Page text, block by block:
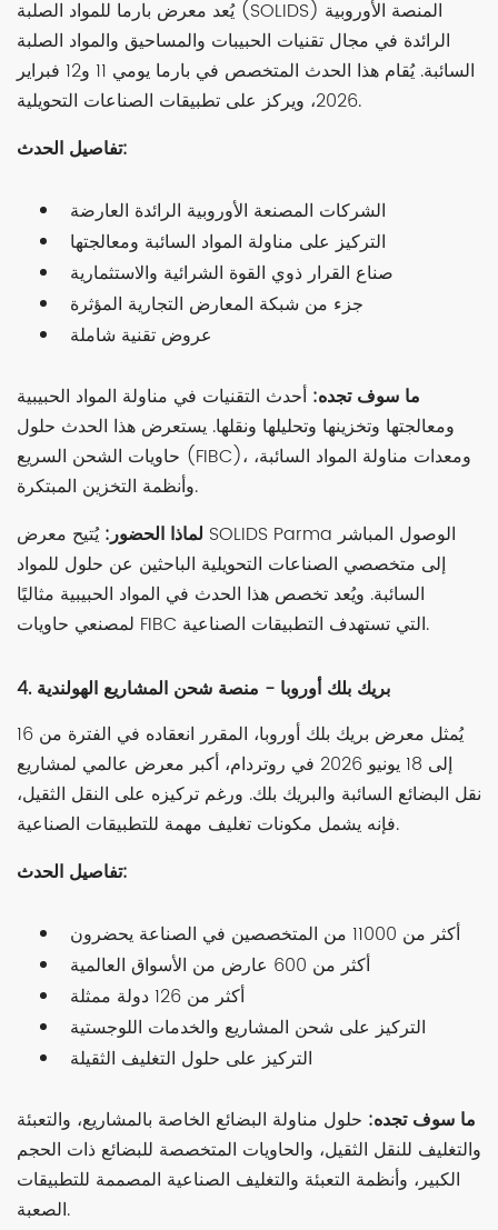
يُعد معرض بارما للمواد الصلبة (SOLIDS) المنصة الأوروبية
الرائدة في مجال تقنيات الحبيبات والمساحيق والمواد الصلبة
السائبة. يُقام هذا الحدث المتخصص في بارما يومي 11 و12 فبراير
2026، ويركز على تطبيقات الصناعات التحويلية.
تفاصيل الحدث:
الشركات المصنعة الأوروبية الرائدة العارضة
التركيز على مناولة المواد السائبة ومعالجتها
صناع القرار ذوي القوة الشرائية والاستثمارية
جزء من شبكة المعارض التجارية المؤثرة
عروض تقنية شاملة
ما سوف تجده: أحدث التقنيات في مناولة المواد الحبيبية
ومعالجتها وتخزينها وتحليلها ونقلها. يستعرض هذا الحدث حلول
حاويات الشحن السريع (FIBC)، ومعدات مناولة المواد السائبة،
وأنظمة التخزين المبتكرة.
لماذا الحضور:يُتيح معرض SOLIDS Parma الوصول المباشر
إلى متخصصي الصناعات التحويلية الباحثين عن حلول للمواد
السائبة. ويُعد تخصص هذا الحدث في المواد الحبيبية مثاليًا
لمصنعي حاويات FIBC التي تستهدف التطبيقات الصناعية.
4. بريك بلك أوروبا - منصة شحن المشاريع الهولندية
يُمثل معرض بريك بلك أوروبا، المقرر انعقاده في الفترة من 16
إلى 18 يونيو 2026 في روتردام، أكبر معرض عالمي لمشاريع
نقل البضائع السائبة والبريك بلك. ورغم تركيزه على النقل الثقيل،
فإنه يشمل مكونات تغليف مهمة للتطبيقات الصناعية.
تفاصيل الحدث:
أكثر من 11000 من المتخصصين في الصناعة يحضرون
أكثر من 600 عارض من الأسواق العالمية
أكثر من 126 دولة ممثلة
التركيز على شحن المشاريع والخدمات اللوجستية
التركيز على حلول التغليف الثقيلة
ما سوف تجده: حلول مناولة البضائع الخاصة بالمشاريع، والتعبئة
والتغليف للنقل الثقيل، والحاويات المتخصصة للبضائع ذات الحجم
الكبير، وأنظمة التعبئة والتغليف الصناعية المصممة للتطبيقات
الصعبة.